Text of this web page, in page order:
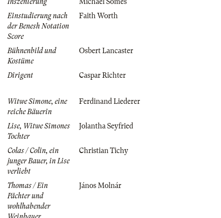
Einstudierung nach
der Benesh Notation
Score
Faith Worth
Bühnenbild und
Kostüme
Osbert Lancaster
Dirigent Caspar Richter
Witwe Simone, eine
reiche Bäuerin
Ferdinand Liederer
Lise, Witwe Simones
Tochter
Jolantha Seyfried
Colas / Colin, ein
junger Bauer, in Lise
verliebt
Christian Tichy
Thomas / Ein
Pächter und
wohlhabender
Weinbauer
János Molnár